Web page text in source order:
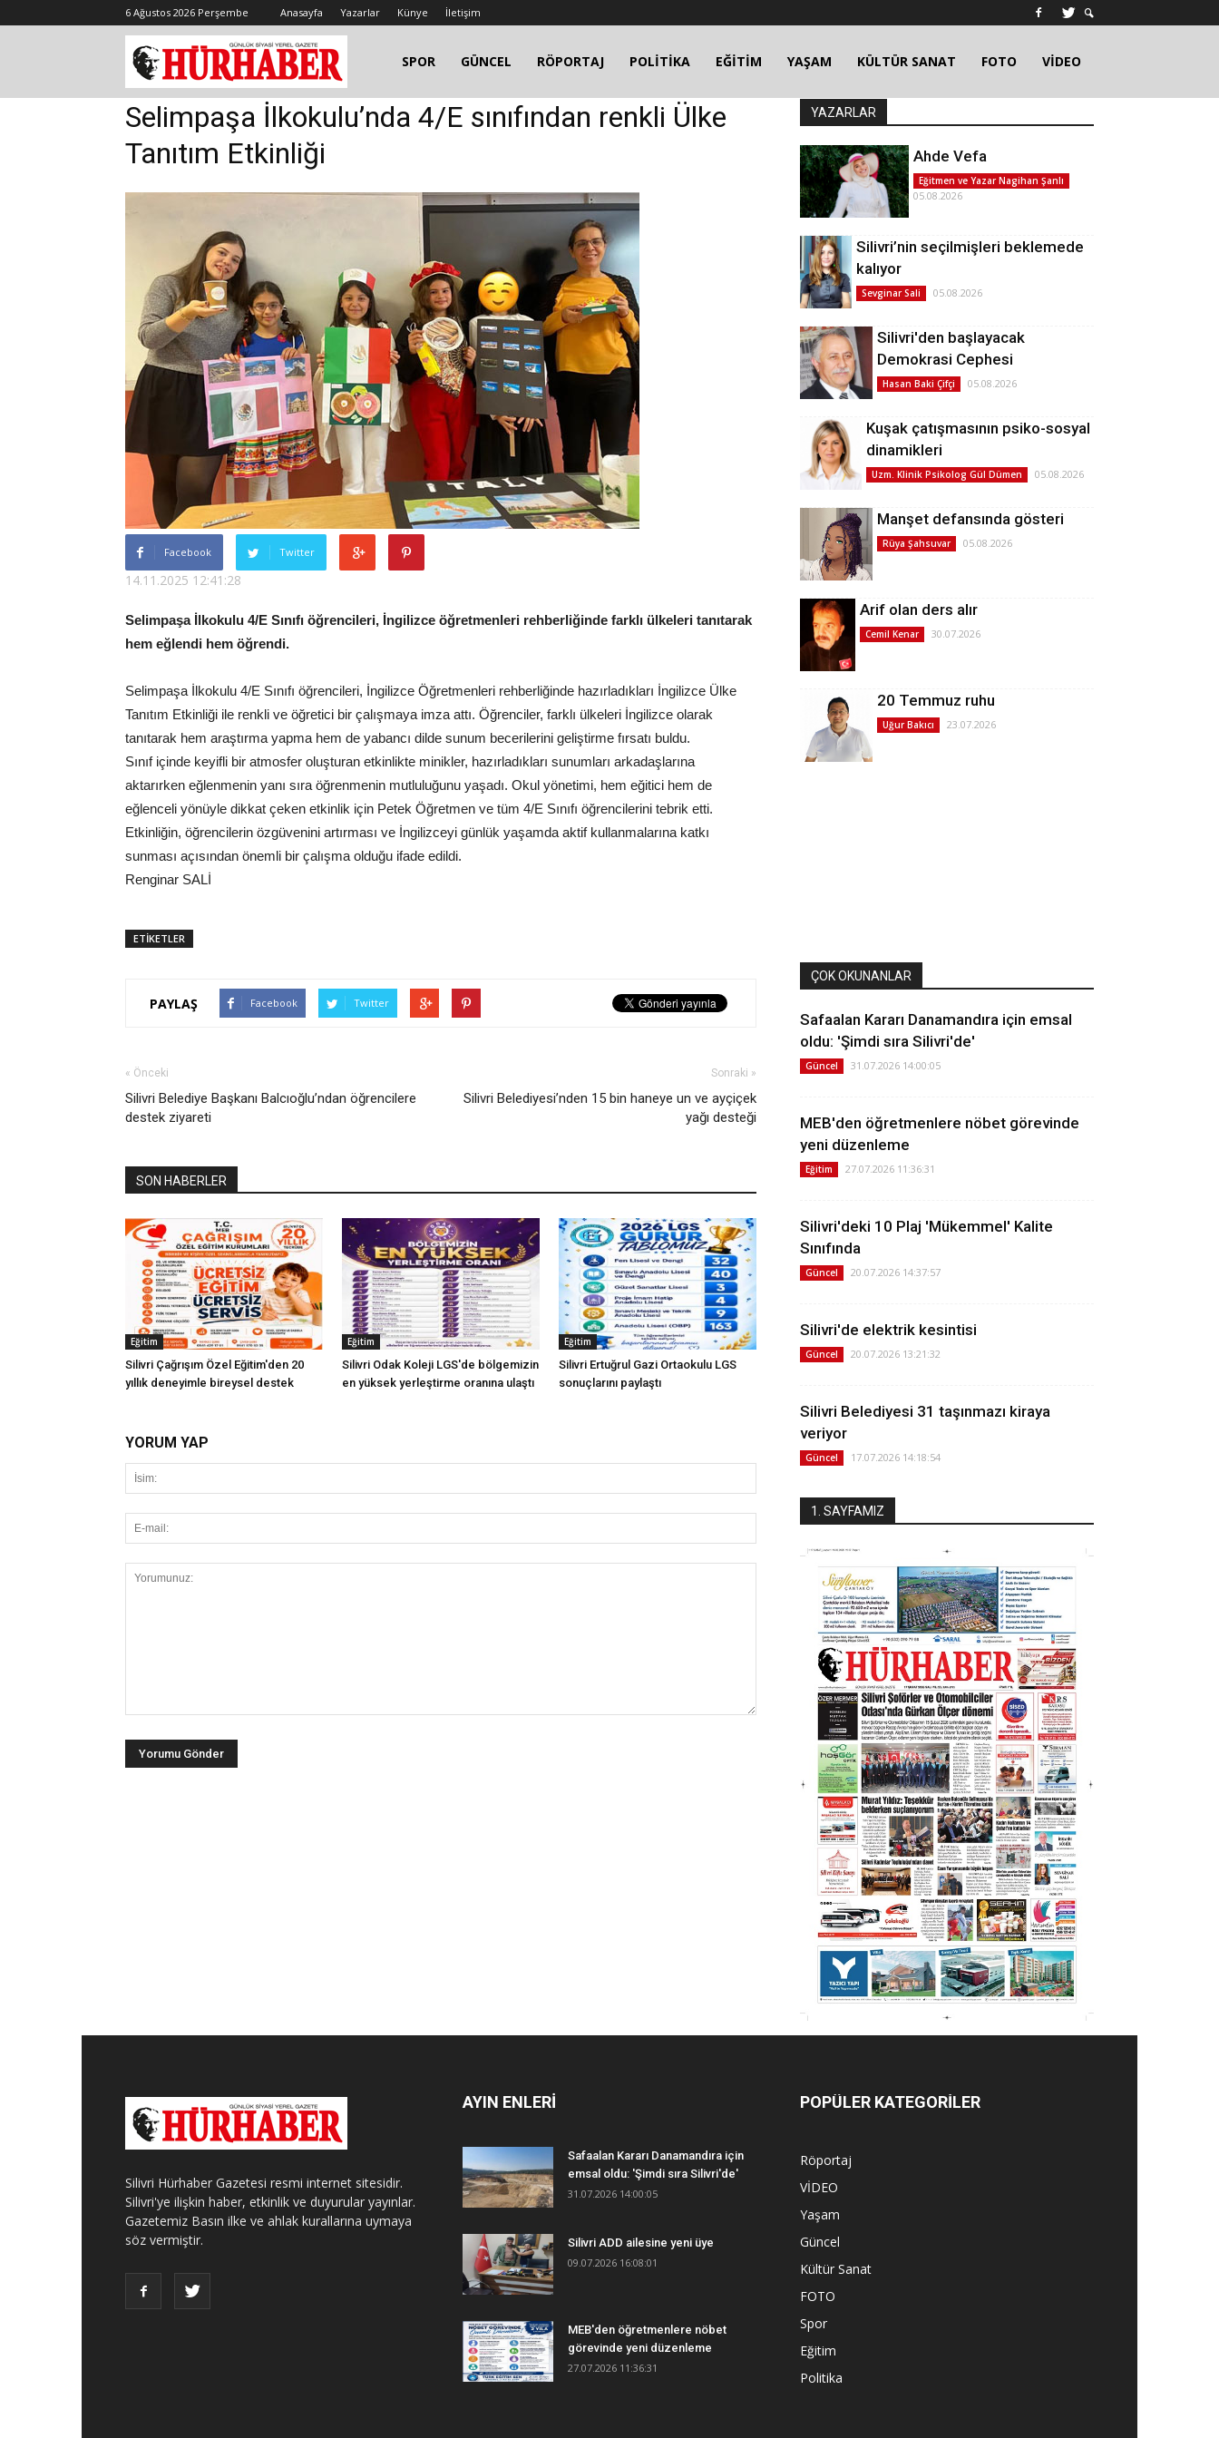
6 Ağustos 2026 Perşembe Anasayfa Yazarlar Künye İletişim
SPOR GÜNCEL RÖPORTAJ POLİTİKA EĞİTİM YAŞAM KÜLTÜR SANAT FOTO VİDEO
Selimpaşa İlkokulu’nda 4/E sınıfından renkli Ülke
Tanıtım Etkinliği
Facebook Twitter
14.11.2025 12:41:28
Selimpaşa İlkokulu 4/E Sınıfı öğrencileri, İngilizce öğretmenleri rehberliğinde farklı ülkeleri tanıtarak
hem eğlendi hem öğrendi.
Selimpaşa İlkokulu 4/E Sınıfı öğrencileri, İngilizce Öğretmenleri rehberliğinde hazırladıkları İngilizce Ülke
Tanıtım Etkinliği ile renkli ve öğretici bir çalışmaya imza attı. Öğrenciler, farklı ülkeleri İngilizce olarak
tanıtarak hem araştırma yapma hem de yabancı dilde sunum becerilerini geliştirme fırsatı buldu.
Sınıf içinde keyifli bir atmosfer oluşturan etkinlikte minikler, hazırladıkları sunumları arkadaşlarına
aktarırken eğlenmenin yanı sıra öğrenmenin mutluluğunu yaşadı. Okul yönetimi, hem eğitici hem de
eğlenceli yönüyle dikkat çeken etkinlik için Petek Öğretmen ve tüm 4/E Sınıfı öğrencilerini tebrik etti.
Etkinliğin, öğrencilerin özgüvenini artırması ve İngilizceyi günlük yaşamda aktif kullanmalarına katkı
sunması açısından önemli bir çalışma olduğu ifade edildi.
Renginar SALİ
ETİKETLER
PAYLAŞ Facebook Twitter
« Önceki
Silivri Belediye Başkanı Balcıoğlu’ndan öğrencilere
destek ziyareti
Sonraki »
Silivri Belediyesi’nden 15 bin haneye un ve ayçiçek
yağı desteği
SON HABERLER
Eğitim
Silivri Çağrışım Özel Eğitim'den 20
yıllık deneyimle bireysel destek
Eğitim
Silivri Odak Koleji LGS'de bölgemizin
en yüksek yerleştirme oranına ulaştı
Eğitim
Silivri Ertuğrul Gazi Ortaokulu LGS
sonuçlarını paylaştı
YORUM YAP
YAZARLAR
Ahde Vefa
Eğitmen ve Yazar Nagihan Şanlı
05.08.2026
Silivri’nin seçilmişleri beklemede
kalıyor
Sevginar Sali 05.08.2026
Silivri'den başlayacak
Demokrasi Cephesi
Hasan Baki Çifçi 05.08.2026
Kuşak çatışmasının psiko-sosyal
dinamikleri
Uzm. Klinik Psikolog Gül Dümen 05.08.2026
Manşet defansında gösteri
Rüya Şahsuvar 05.08.2026
Arif olan ders alır
Cemil Kenar 30.07.2026
20 Temmuz ruhu
Uğur Bakıcı 23.07.2026
ÇOK OKUNANLAR
Safaalan Kararı Danamandıra için emsal
oldu: 'Şimdi sıra Silivri'de'
Güncel 31.07.2026 14:00:05
MEB'den öğretmenlere nöbet görevinde
yeni düzenleme
Eğitim 27.07.2026 11:36:31
Silivri'deki 10 Plaj 'Mükemmel' Kalite
Sınıfında
Güncel 20.07.2026 14:37:57
Silivri'de elektrik kesintisi
Güncel 20.07.2026 13:21:32
Silivri Belediyesi 31 taşınmazı kiraya
veriyor
Güncel 17.07.2026 14:18:54
1. SAYFAMIZ
Silivri Hürhaber Gazetesi resmi internet sitesidir.
Silivri'ye ilişkin haber, etkinlik ve duyurular yayınlar.
Gazetemiz Basın ilke ve ahlak kurallarına uymaya
söz vermiştir.
AYIN ENLERİ
Safaalan Kararı Danamandıra için
emsal oldu: 'Şimdi sıra Silivri'de'
31.07.2026 14:00:05
Silivri ADD ailesine yeni üye
09.07.2026 16:08:01
MEB'den öğretmenlere nöbet
görevinde yeni düzenleme
27.07.2026 11:36:31
POPÜLER KATEGORİLER
Röportaj
VİDEO
Yaşam
Güncel
Kültür Sanat
FOTO
Spor
Eğitim
Politika